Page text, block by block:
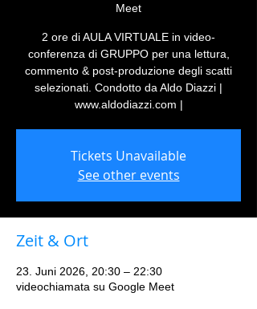
Meet
2 ore di AULA VIRTUALE in video-
conferenza di GRUPPO per una lettura,
commento & post-produzione degli scatti
selezionati. Condotto da Aldo Diazzi |
www.aldodiazzi.com |
Tickets Unavailable
See other events
Zeit & Ort
23. Juni 2026, 20:30 – 22:30
videochiamata su Google Meet